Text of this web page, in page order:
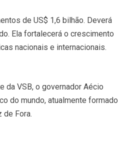
de US$ 1,6 bilhão. Deverá
Ela fortalecerá o crescimento
nacionais e internacionais.
da VSB, o governador Aécio
do mundo, atualmente formado
de Fora.